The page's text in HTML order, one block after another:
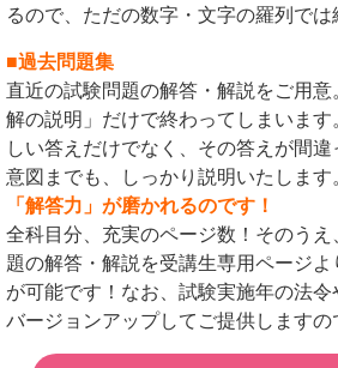
るので、ただの数字・文字の羅列では
■過去問題集
直近の試験問題の解答・解説をご用
解の説明」だけで終わってしまいま
しい答えだけでなく、その答えが間
意図までも、しっかり説明いたします
「解答力」が磨かれるのです！
全科目分、充実のページ数！そのうえ
題の解答・解説を受講生専用ページ
が可能です！なお、試験実施年の法
バージョンアップしてご提供しますの